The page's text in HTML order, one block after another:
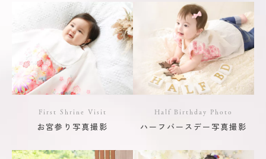
First Shrine Visit
お宮参り写真撮影
Half Birthday Photo
ハーフバースデー写真撮影